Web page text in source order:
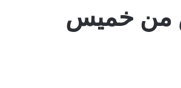
من خميس